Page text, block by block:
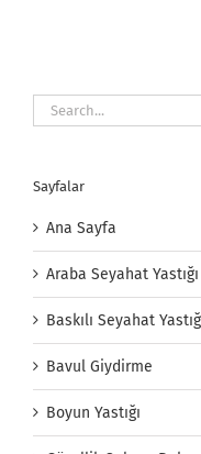
Search
for:
Sayfalar
Ana Sayfa
Araba Seyahat Yastığı
Baskılı Seyahat
Bavul Giydirme
Boyun Yastığı